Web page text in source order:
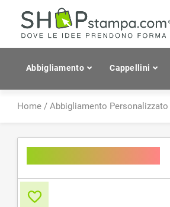
Abbigliamento Cappellini
Home / Abbigliamento Personalizzato